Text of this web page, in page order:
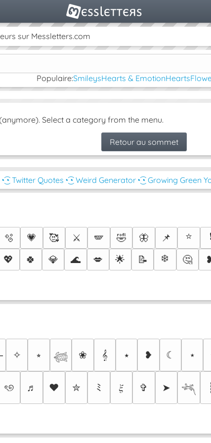
sur Messletters.com
Populaire:SmileysHearts & EmotionHearts
Select a category from the menu.
Retour au sommet
◔͜͡◔ Twitter Quotes ◔͜͡◔ Weird Generator ◔͜͡◔ Growing Green
🫧 💗 🥰 ⚔️ 🪽 🤣 🦋 📌 ⭐
💖 🍀 💎 🌊 💋 🌟 📝 ❄️ 🤔
✧ ⭒ 𓆉 ❀ 𝄞 ⭑ ❥ ☾ ⋆
ৎ୭ ♬ ❤ ✮ ﾐ 𝜉 ✞ ➤ 𓆈 ┊